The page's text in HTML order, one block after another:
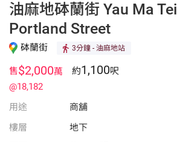
油麻地砵蘭街 Yau Ma Tei
Portland Street
砵蘭街 3分鐘 - 油麻地站
售$2,000萬
@18,182
約1,100呎
用途
商舖
樓層
地下